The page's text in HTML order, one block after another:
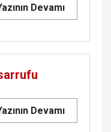
Devamı
Devamı